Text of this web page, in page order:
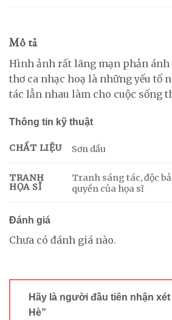
Mô tả
Hình ảnh rất lãng mạn phản ánh
thơ ca nhạc hoạ là những yếu tố
tác lẫn nhau làm cho cuộc sống
Thông tin kỹ thuật
CHẤT LIỆU Sơn dầu
TRANH
HỌA SĨ
Tranh sáng tác, độc
quyền của họa sĩ
Đánh giá
Chưa có đánh giá nào.
Hãy là người đầu tiên nhận xét
Hè”